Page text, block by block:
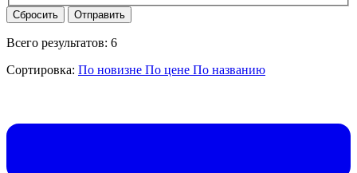
Сбросить Отправить
Всего результатов: 6
Сортировка: По новизне По цене По названию